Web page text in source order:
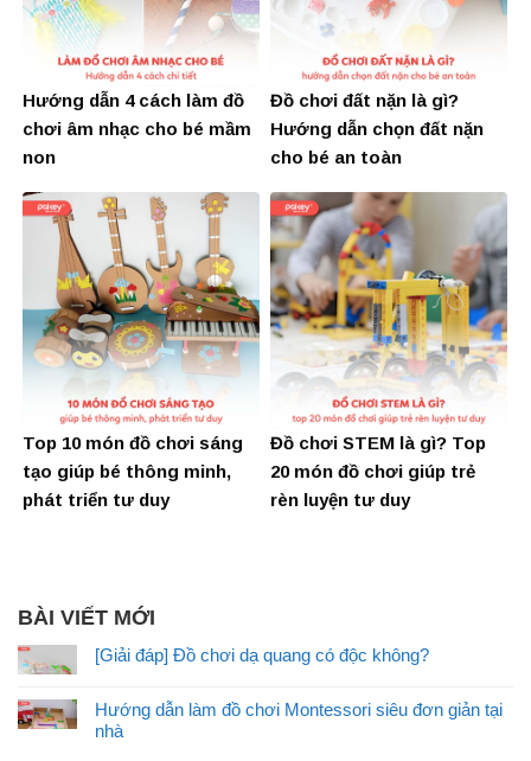
Hướng dẫn 4 cách làm đồ
chơi âm nhạc cho bé mầm
non
Đồ chơi đất nặn là gì?
Hướng dẫn chọn đất nặn
cho bé an toàn
Top 10 món đồ chơi sáng
tạo giúp bé thông minh,
phát triển tư duy
Đồ chơi STEM là gì? Top
20 món đồ chơi giúp trẻ
rèn luyện tư duy
BÀI VIẾT MỚI
[Giải đáp] Đồ chơi dạ quang có độc không?
Hướng dẫn làm đồ chơi Montessori siêu đơn giản tại
nhà